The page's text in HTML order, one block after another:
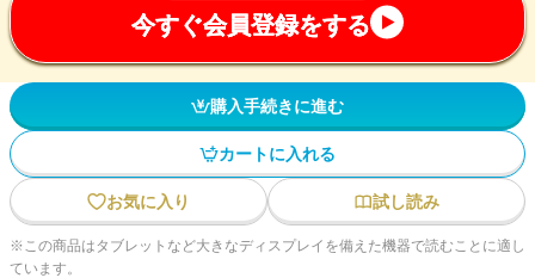
今すぐ会員登録をする
購入手続きに進む
カートに入れる
お気に入り 試し読み
※この商品はタブレットなど大きなディスプレイを備えた機器で読むことに適し
ています。